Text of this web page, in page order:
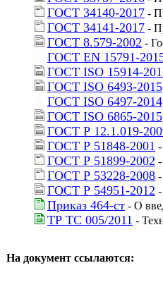
ГОСТ 34140-2017 -
ГОСТ 34141-2017 -
ГОСТ 8.579-2002 -
ГОСТ EN 15791-
ГОСТ ISO 15914-
ГОСТ ISO 6493-2015
ГОСТ ISO 6497-2014
ГОСТ ISO 6865-2015
ГОСТ Р 12.1.019-
ГОСТ Р 51848-2001
ГОСТ Р 51899-2002
ГОСТ Р 53228-2008
ГОСТ Р 54951-2012
Приказ 464-ст - О
ТР ТС 005/2011 -
На документ ссылаются: